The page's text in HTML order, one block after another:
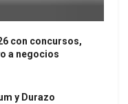
con concursos,
a negocios
y Durazo